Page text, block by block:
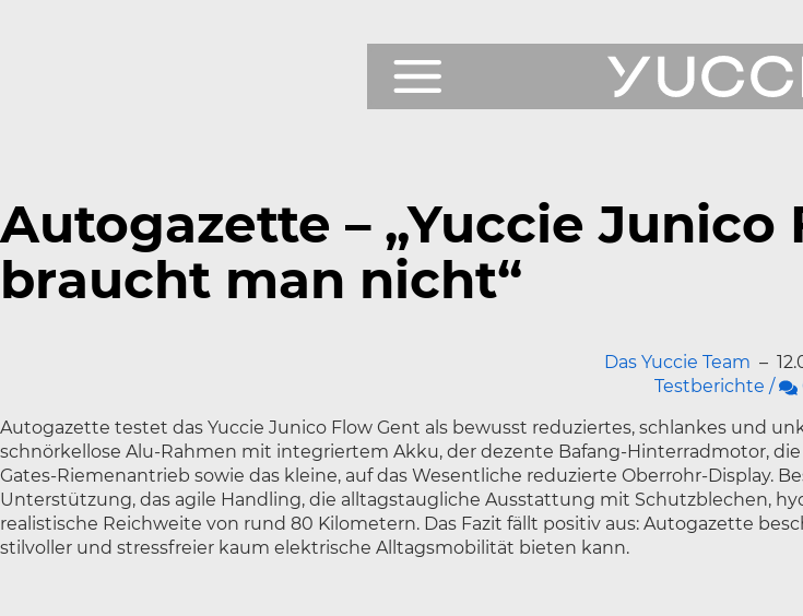
Shop
Testberichte
Service
Autogazette – „Yuccie
braucht man nicht“
Das Yuccie Team –
Testberichte /
Autogazette testet das Yuccie Junico Flow Gent als bewusst reduziertes, schlankes und
schnörkellose Alu-Rahmen mit integriertem Akku, der dezente Bafang-Hinterradmotor,
Gates-Riemenantrieb sowie das kleine, auf das Wesentliche reduzierte Oberrohr-Display.
Unterstützung, das agile Handling, die alltagstaugliche Ausstattung mit Schutzblechen,
realistische Reichweite von rund 80 Kilometern. Das Fazit fällt positiv aus: Autogazette
stilvoller und stressfreier kaum elektrische Alltagsmobilität bieten kann.